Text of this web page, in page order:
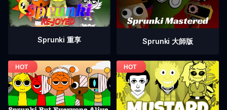
Sprunki 重享 Sprunki 大師版